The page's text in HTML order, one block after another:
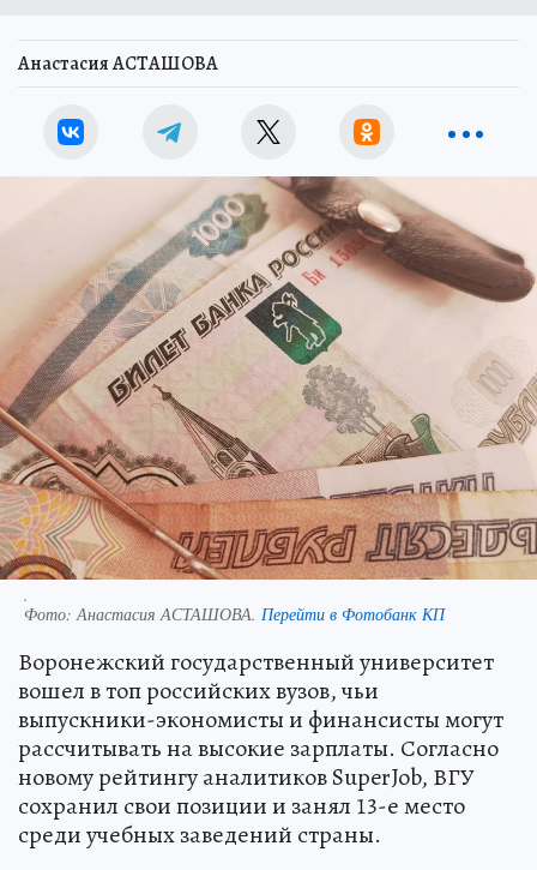
Анастасия АСТАШОВА
.
Фото:Анастасия АСТАШОВА. Перейти в Фотобанк КП
Воронежский государственный университет
вошел в топ российских вузов, чьи
выпускники-экономисты и финансисты могут
рассчитывать на высокие зарплаты. Согласно
новому рейтингу аналитиков SuperJob, ВГУ
сохранил свои позиции и занял 13-е место
среди учебных заведений страны.